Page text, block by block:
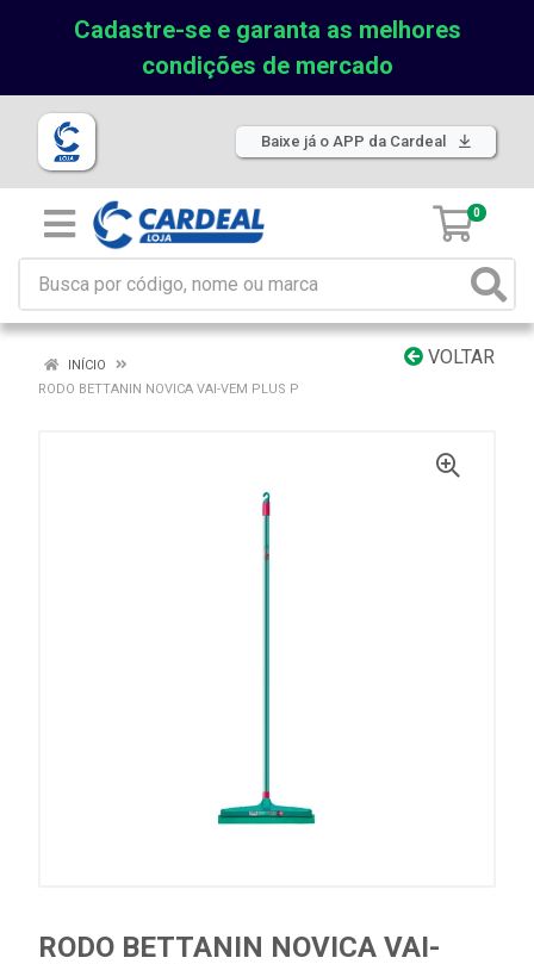
Cadastre-se e garanta as melhores
condições de mercado
Baixe já o APP da Cardeal
0
VOLTAR
INÍCIO
RODO BETTANIN NOVICA VAI-VEM PLUS P
RODO BETTANIN NOVICA VAI-